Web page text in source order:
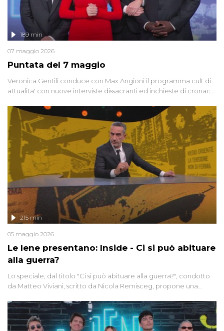
Puntata del 7 maggio
189 min
07 maggio 2026
Veronica Gentili conduce con Max Angioni il programma cult di
attualita' con nuove interviste dissacranti ed inchieste di cronaca
Le Iene presentano: Inside - Ci si può abituare
alla guerra?
215 min
05 maggio 2026
Lo speciale, dal titolo "Ci si può abituare alla guerra?", condotto
da Matteo Viviani, scritto da Nicola Remisceg, propone una
di settore - su quanto la guerra sia diventata una realtà pervasiva.
Anche se l'Italia non è direttamente coinvolta in conflitti armati, il
contesto globale rende impossibile considerarla un fenomeno